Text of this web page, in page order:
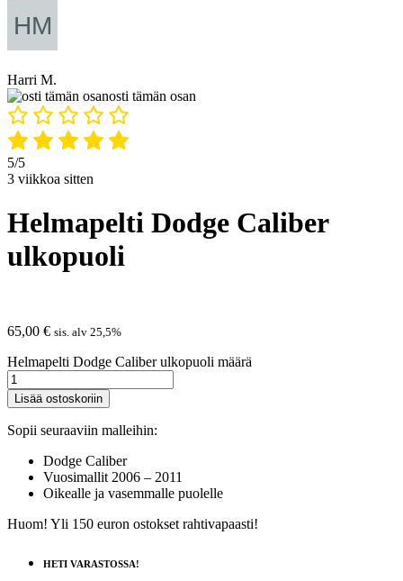
Harri M.
osti tämän osan
5/5
3 viikkoa sitten
Helmapelti Dodge Caliber
ulkopuoli
65,00 € sis. alv 25,5%
Helmapelti Dodge Caliber ulkopuoli määrä
Lisää ostoskoriin
Sopii seuraaviin malleihin:
Dodge Caliber
Vuosimallit 2006 – 2011
Oikealle ja vasemmalle puolelle
Huom! Yli 150 euron ostokset rahtivapaasti!
HETI VARASTOSSA!